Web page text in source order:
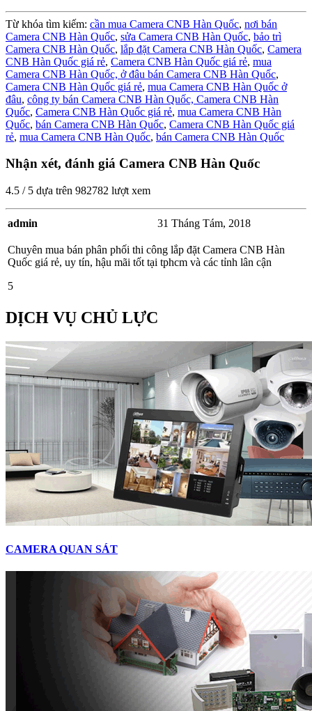
Từ khóa tìm kiếm: cần mua Camera CNB Hàn Quốc, nơi bán
Camera CNB Hàn Quốc, sửa Camera CNB Hàn Quốc, bảo trì
Camera CNB Hàn Quốc, lắp đặt Camera CNB Hàn Quốc, Camera
CNB Hàn Quốc giá rẻ, Camera CNB Hàn Quốc giá rẻ, mua
Camera CNB Hàn Quốc, ở đâu bán Camera CNB Hàn Quốc,
Camera CNB Hàn Quốc giá rẻ, mua Camera CNB Hàn Quốc ở
đâu, công ty bán Camera CNB Hàn Quốc, Camera CNB Hàn
Quốc, Camera CNB Hàn Quốc giá rẻ, mua Camera CNB Hàn
Quốc, bán Camera CNB Hàn Quốc, Camera CNB Hàn Quốc giá
rẻ, mua Camera CNB Hàn Quốc, bán Camera CNB Hàn Quốc
Nhận xét, đánh giá Camera CNB Hàn Quốc
4.5 / 5 dựa trên 982782 lượt xem
admin 31 Tháng Tám, 2018
Chuyên mua bán phân phối thi công lắp đặt Camera CNB Hàn
Quốc giá rẻ, uy tín, hậu mãi tốt tại tphcm và các tỉnh lân cận
5
DỊCH VỤ CHỦ LỰC
CAMERA QUAN SÁT